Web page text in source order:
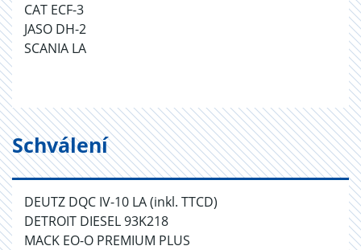
CAT ECF-3
JASO DH-2
SCANIA LA
Schválení
DEUTZ DQC IV-10 LA (inkl. TTCD)
DETROIT DIESEL 93K218
MACK EO-O PREMIUM PLUS